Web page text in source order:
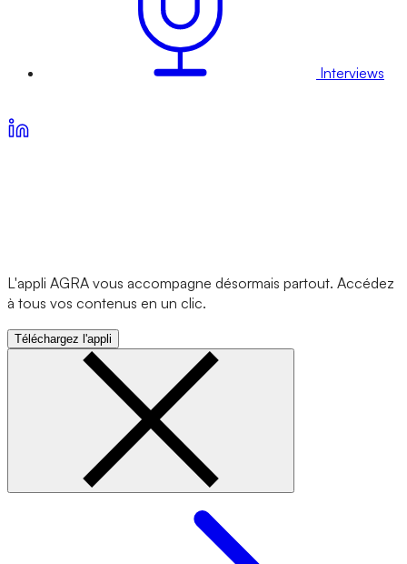
Interviews
L'appli AGRA vous accompagne désormais partout. Accédez
à tous vos contenus en un clic.
Téléchargez l'appli